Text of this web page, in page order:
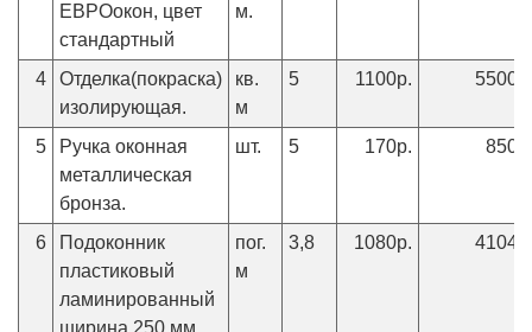
ЕВРОокон, цвет
стандартный
м.
4
Отделка(покраска)
изолирующая.
кв.
м
5 1100р.
5
Ручка оконная
металлическая
бронза.
шт. 5 170р.
6
Подоконник
пластиковый
ламинированный
ширина 250 мм
пог.
м
3,8 1080р.